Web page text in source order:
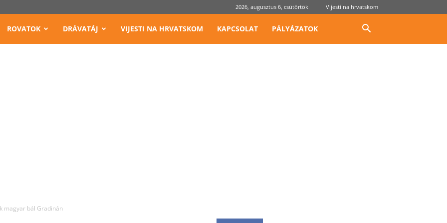
2026, augusztus 6, csütörtök Vijesti na hrvatskom
ROVATOK DRÁVATÁJ VIJESTI NA HRVATSKOM KAPCSOLAT PÁLYÁZATOK
magyar bál Gradinán